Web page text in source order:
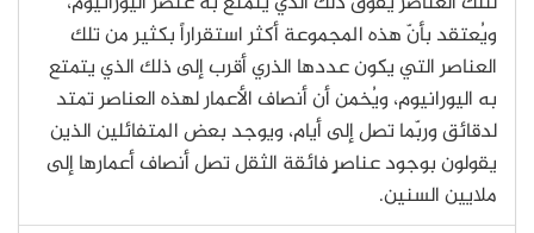
ويُعتقد بأنّ هذه المجموعة أكثر استقراراً بكثير من تلك
العناصر التي يكون عددها الذري أقرب إلى ذلك الذي يتمتع
به اليورانيوم، ويُخمن أن أنصاف الأعمار لهذه العناصر تمتد
لدقائق وربّما تصل إلى أيام، ويوجد بعض المتفائلين الذين
يقولون بوجود عناصرٍ فائقة الثقل تصل أنصاف أعمارها إلى
ملايين السنين.